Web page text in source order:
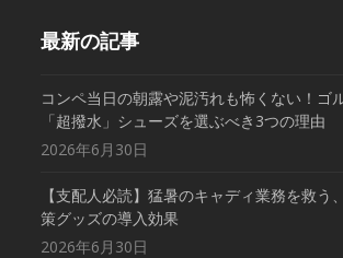
最新の記事
コンペ当日の朝露や泥汚れも怖くない！ゴ
「超撥水」シューズを選ぶべき3つの理由
2026年6月30日
【支配人必読】猛暑のキャディ業務を救う
策グッズの導入効果
2026年6月30日